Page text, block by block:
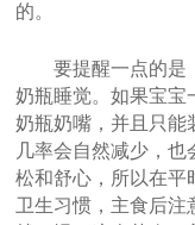
的。
要提醒一点的是，
奶瓶睡觉。如果宝宝
奶瓶奶嘴，并且只能
几率会自然减少，也
松和舒心，所以在平
卫生习惯，主食后注